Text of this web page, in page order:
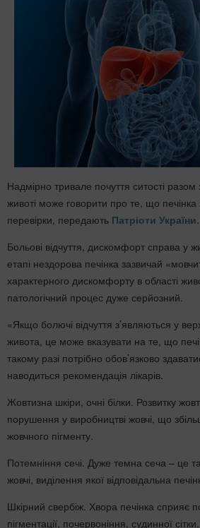
Надмірно тривале почуття ситості
животі може говорити про те, що печінка
перевірки, передають Патріоти України.
Больові відчуття, дискомфорт справа у
етапі нездорова печінка зазвичай
характерного дискомфорту в області
патологічний процес дуже серйозний.
«Якщо болючі відчуття з’являються у
живота, це може вказувати на те, що
такому разі потрібно обов’язково
наводиться рекомендація лікарів.
Жовтизна шкіри, очні білки. Розвитку
порушення у виробництві жовчі, що
жовчного пігменту.
Потемніння сечі. Дуже темна сеча – це
жовчі, виділення якої відповідальна
Шкірний свербіж. Хвора печінка сприяє
пігментації, почервоніння, судинної